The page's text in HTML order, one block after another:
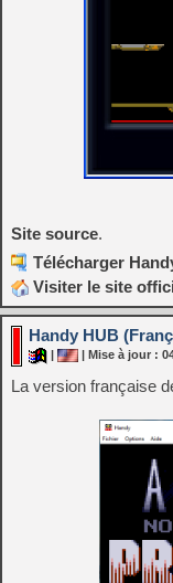
Site source.
Télécharger
Visiter le site
Handy HUB
| Mise à jour :
La version française